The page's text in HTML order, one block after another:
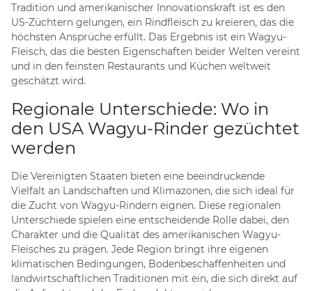
Tradition und amerikanischer Innovationskraft ist es den
US-Züchtern gelungen, ein Rindfleisch zu kreieren, das die
höchsten Ansprüche erfüllt. Das Ergebnis ist ein Wagyu-
Fleisch, das die besten Eigenschaften beider Welten vereint
und in den feinsten Restaurants und Küchen weltweit
geschätzt wird.
Regionale Unterschiede: Wo in
den USA Wagyu-Rinder gezüchtet
werden
Die Vereinigten Staaten bieten eine beeindruckende
Vielfalt an Landschaften und Klimazonen, die sich ideal für
die Zucht von Wagyu-Rindern eignen. Diese regionalen
Unterschiede spielen eine entscheidende Rolle dabei, den
Charakter und die Qualität des amerikanischen Wagyu-
Fleisches zu prägen. Jede Region bringt ihre eigenen
klimatischen Bedingungen, Bodenbeschaffenheiten und
landwirtschaftlichen Traditionen mit ein, die sich direkt auf